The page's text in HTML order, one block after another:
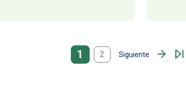
1 2 Siguiente
Siguiente página